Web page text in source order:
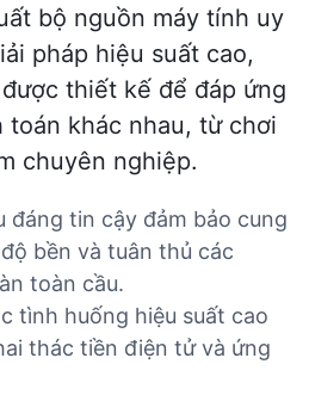
bộ nguồn máy tính uy
pháp hiệu suất cao,
thiết kế để đáp ứng
toán khác nhau, từ chơi
chuyên nghiệp.
đáng tin cậy đảm bảo cung
bền và tuân thủ các
toàn cầu.
tình huống hiệu suất cao
thác tiền điện tử và ứng